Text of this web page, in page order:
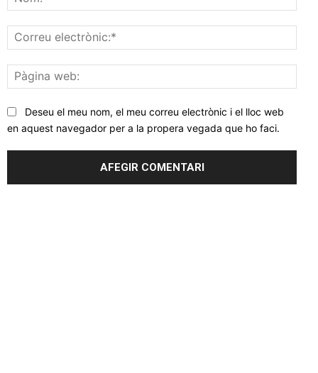
web:
Deseu el meu nom, el meu correu electrònic i el lloc web
en aquest navegador per a la propera vegada que ho faci.